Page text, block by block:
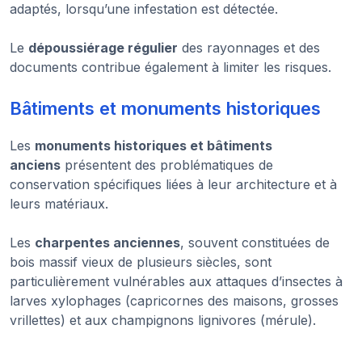
adaptés, lorsqu’une infestation est détectée.
Le dépoussiérage régulier des rayonnages et des
documents contribue également à limiter les risques.
Bâtiments et monuments historiques
Les monuments historiques et bâtiments
anciens présentent des problématiques de
conservation spécifiques liées à leur architecture et à
leurs matériaux.
Les charpentes anciennes, souvent constituées de
bois massif vieux de plusieurs siècles, sont
particulièrement vulnérables aux attaques d’insectes à
larves xylophages (capricornes des maisons, grosses
vrillettes) et aux champignons lignivores (mérule).